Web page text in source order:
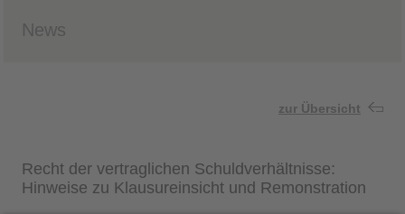
News
zur Übersicht
Recht der vertraglichen Schuldverhältnisse:
Hinweise zu Klausureinsicht und Remonstration